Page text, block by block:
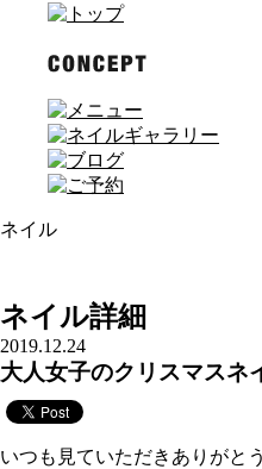
ネイル
ネイル詳細
2019.12.24
大人女子のクリスマスネ
いつも見ていただきありがと